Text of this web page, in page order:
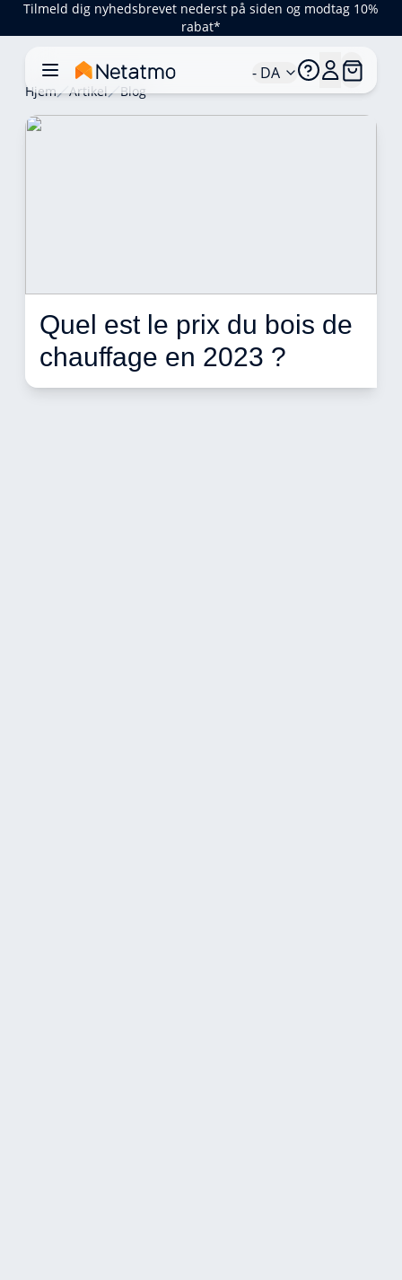
Tilmeld dig nyhedsbrevet nederst på siden og modtag 10%
rabat*
- DA
Hjem Artikel Blog
Quel est le prix du bois de
chauffage en 2023 ?